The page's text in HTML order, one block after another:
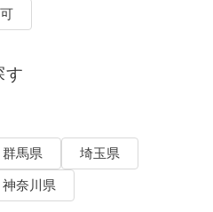
す
群馬県
埼玉県
神奈川県